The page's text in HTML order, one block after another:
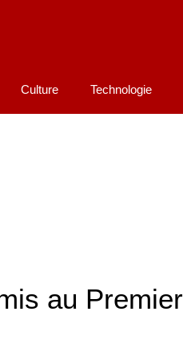
Culture Technologie
au Premier